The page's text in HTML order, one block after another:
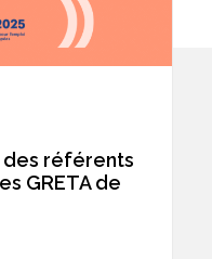
des référents
GRETA de